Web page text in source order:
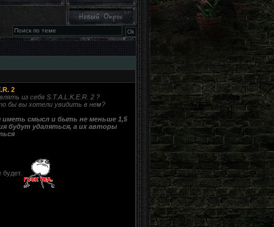
2
из себя S.T.A.L.K.E.R. 2 ?
бы вы хотели увидить в нем?
иметь смысл и быть не меньше 1,5
будут удаляться, а их авторы